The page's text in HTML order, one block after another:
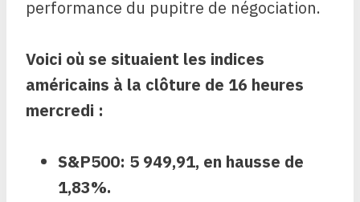
performance du pupitre de négociation.
Voici où se situaient les indices
américains à la clôture de 16 heures
mercredi :
S&P500: 5 949,91, en hausse de
1,83%.